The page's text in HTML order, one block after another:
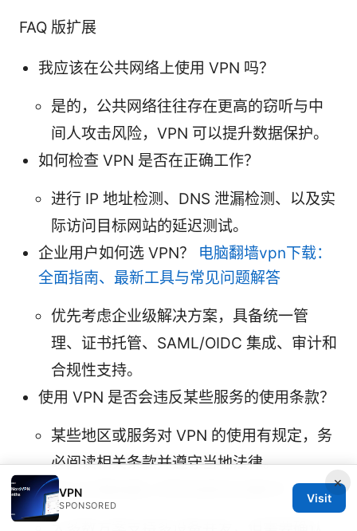
FAQ 版扩展
我应该在公共网络上使用 VPN 吗？
是的，公共网络往往存在更高的窃听与中
间人攻击风险，VPN 可以提升数据保护。
如何检查 VPN 是否在正确工作？
进行 IP 地址检测、DNS 泄漏检测、以及实
际访问目标网站的延迟测试。
企业用户如何选 VPN？ 电脑翻墙vpn下载：
全面指南、最新工具与常见问题解答
优先考虑企业级解决方案，具备统一管
理、证书托管、SAML/OIDC 集成、审计和
合规性支持。
使用 VPN 是否会违反某些服务的使用条款？
某些地区或服务对 VPN 的使用有规定，务
必阅读相关条款并遵守当地法律。
我可以在路由器上同时连接多设备吗？
×
VPN
SPONSORED
Visit